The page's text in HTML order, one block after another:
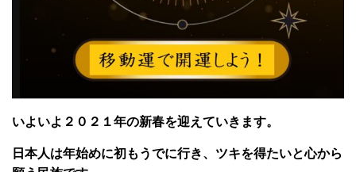
いよいよ２０２１年の新春を迎えていきます。
日本人は年始めに初もうでに行き、ツキを得たいと心から